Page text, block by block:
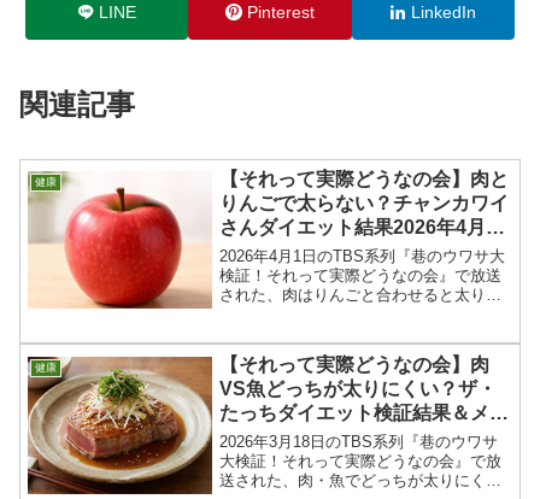
LINE Pinterest LinkedIn
関連記事
健康
【それって実際どうなの会】肉と
りんごで太らない？チャンカワイ
さんダイエット結果2026年4月1
日
2026年4月1日のTBS系列『巷のウワサ大
検証！それって実際どうなの会』で放送
された、肉はりんごと合わせると太りに
に栄養豊富なリンゴを合わせれば、好き
なだけ食べても太...
健康
【それって実際どうなの会】肉
VS魚どっちが太りにくい？ザ・
たっちダイエット検証結果＆メニ
ュー2026年3月18日
2026年3月18日のTBS系列『巷のウワサ
大検証！それって実際どうなの会』で放
送された、肉・魚でどっちが太りにくい